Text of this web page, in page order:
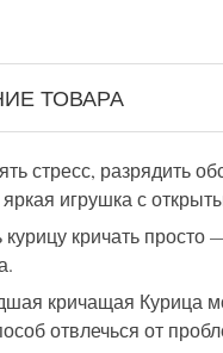
ТОВАРА
стресс, разрядить
игрушка с
курицу кричать
кричащая Курица
отвлечься от